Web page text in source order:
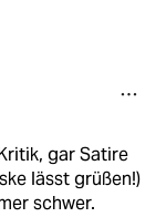
gar Satire
lässt grüßen!)
schwer.